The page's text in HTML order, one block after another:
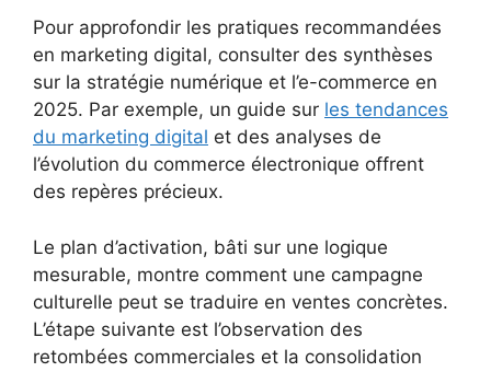
Pour approfondir les pratiques recommandées
en marketing digital, consulter des synthèses
sur la stratégie numérique et l’e-commerce en
2025. Par exemple, un guide sur les tendances
du marketing digital et des analyses de
l’évolution du commerce électronique offrent
des repères précieux.
Le plan d’activation, bâti sur une logique
mesurable, montre comment une campagne
culturelle peut se traduire en ventes concrètes.
L’étape suivante est l’observation des
retombées commerciales et la consolidation